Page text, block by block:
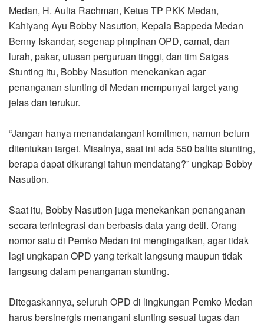
Medan, H. Aulia Rachman, Ketua TP PKK Medan,
Kahiyang Ayu Bobby Nasution, Kepala Bappeda Medan
Benny Iskandar, segenap pimpinan OPD, camat, dan
lurah, pakar, utusan perguruan tinggi, dan tim Satgas
Stunting itu, Bobby Nasution menekankan agar
penanganan stunting di Medan mempunyai target yang
jelas dan terukur.
“Jangan hanya menandatangani komitmen, namun belum
ditentukan target. Misalnya, saat ini ada 550 balita stunting,
berapa dapat dikurangi tahun mendatang?” ungkap Bobby
Nasution.
Saat itu, Bobby Nasution juga menekankan penanganan
secara terintegrasi dan berbasis data yang detil. Orang
nomor satu di Pemko Medan ini mengingatkan, agar tidak
lagi ungkapan OPD yang terkait langsung maupun tidak
langsung dalam penanganan stunting.
Ditegaskannya, seluruh OPD di lingkungan Pemko Medan
harus bersinergis menangani stunting sesuai tugas dan